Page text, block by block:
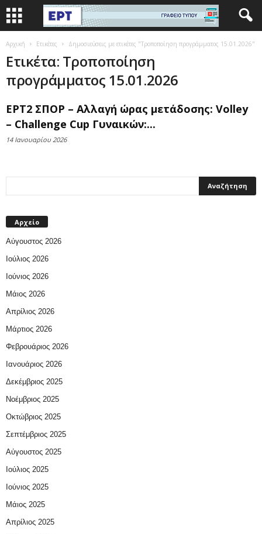
Αρχική Ετικέτες Δημοσιεύσεις με ετικέτες "Τροποποίηση προγράμματος 15.01.2026"
Ετικέτα: Τροποποίηση
προγράμματος 15.01.2026
ΕΡΤ2 ΣΠΟΡ – Αλλαγή ώρας μετάδοσης: Volley
– Challenge Cup Γυναικών:...
14 Ιανουαρίου 2026
Αρχείο
Αύγουστος 2026
Ιούλιος 2026
Ιούνιος 2026
Μάιος 2026
Απρίλιος 2026
Μάρτιος 2026
Φεβρουάριος 2026
Ιανουάριος 2026
Δεκέμβριος 2025
Νοέμβριος 2025
Οκτώβριος 2025
Σεπτέμβριος 2025
Αύγουστος 2025
Ιούλιος 2025
Ιούνιος 2025
Μάιος 2025
Απρίλιος 2025